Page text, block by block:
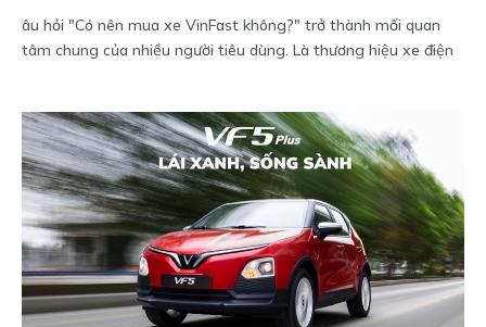
âu hỏi "Có nên mua xe VinFast không?" trở thành mối quan
tâm chung của nhiều người tiêu dùng. Là thương hiệu xe điện